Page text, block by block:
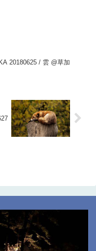
20180625 / 雲 @草加